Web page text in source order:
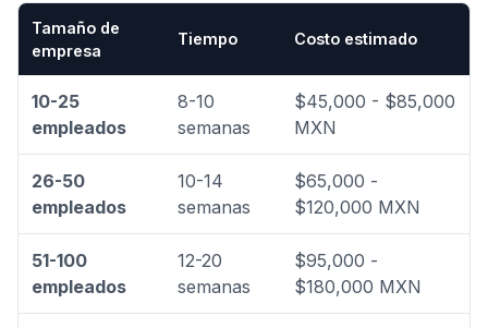
Tamaño de
empresa
Tiempo Costo estimado
10-25
empleados
8-10
semanas
$45,000 - $85,000
MXN
26-50
empleados
10-14
semanas
$65,000 -
$120,000 MXN
51-100
empleados
12-20
semanas
$95,000 -
$180,000 MXN